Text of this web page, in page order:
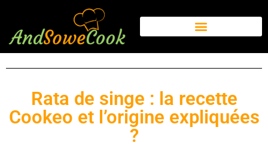
Rata de singe : la recette
Cookeo et l’origine expliquées
?